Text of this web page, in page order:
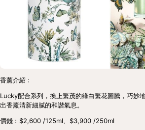
香薰介紹﹕
Lucky配合系列，換上繁茂的綠白繁花圖騰，巧妙
出香薰清新細膩的和諧氣息。
價錢﹕$2,600 /125ml、$3,900 /250ml